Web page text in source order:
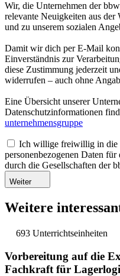
Wir, die Unternehmen der
relevante Neuigkeiten aus
und zu unserem sozialen
Damit wir dich per E-Mail
Einverständnis zur
diese Zustimmung jederzeit
widerrufen – auch ohne
Eine Übersicht unserer
Datenschutzinformationen
unternehmensgruppe
Ich willige freiwillig in die
personenbezogenen Daten
durch die Gesellschaften der
Weiter
Weitere
693 Unterrichtseinheiten
Vorbereitung auf die
Fachkraft für